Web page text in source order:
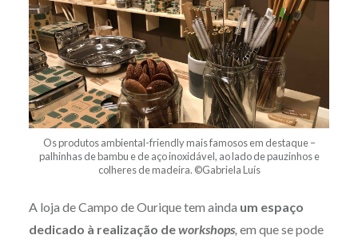
Os produtos ambiental-friendly mais famosos em destaque –
palhinhas de bambu e de aço inoxidável, ao lado de pauzinhos e
colheres de madeira. ©Gabriela Luís
A loja de Campo de Ourique tem ainda um espaço
dedicado à realização deworkshops, em que se pode